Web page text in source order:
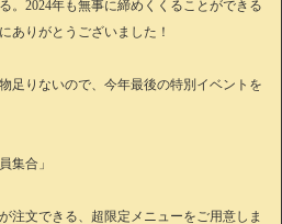
。2024年も無事に締めくくることができる
ありがとうございました！
足りないので、今年最後の特別イベントを
集合」
注文できる、超限定メニューをご用意しま